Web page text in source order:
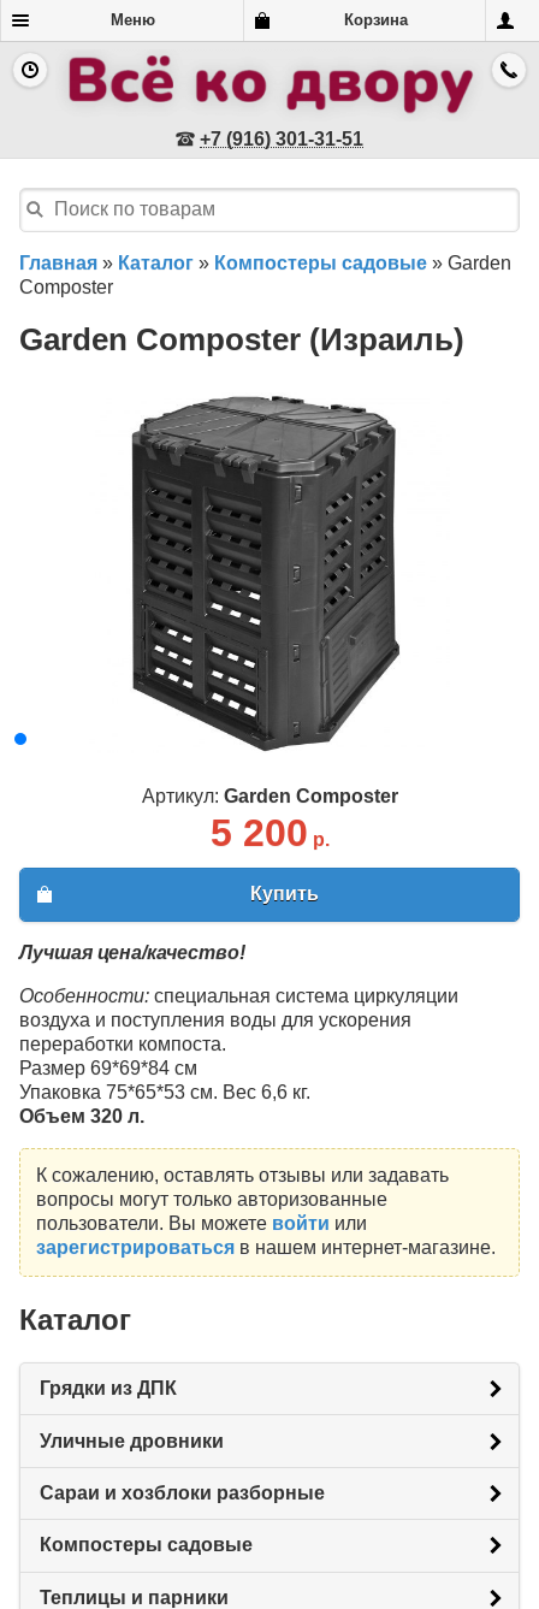
Меню Корзина
+7 (916) 301-31-51
Главная » Каталог » Компостеры садовые » Garden
Composter
Garden Composter (Израиль)
Артикул: Garden Composter
5 200 р.
Купить
Лучшая цена/качество!
Особенности: специальная система циркуляции
воздуха и поступления воды для ускорения
переработки компоста.
Размер 69*69*84 см
Упаковка 75*65*53 см. Вес 6,6 кг.
Объем 320 л.
К сожалению, оставлять отзывы или задавать
вопросы могут только авторизованные
пользователи. Вы можете войти или
зарегистрироватьсяв нашем интернет-магазине.
Каталог
Грядки из ДПК
Уличные дровники
Сараи и хозблоки разборные
Компостеры садовые
Теплицы и парники